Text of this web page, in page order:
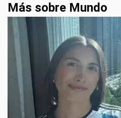
Más sobre Mundo